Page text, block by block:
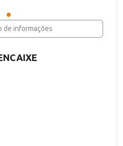
de informações